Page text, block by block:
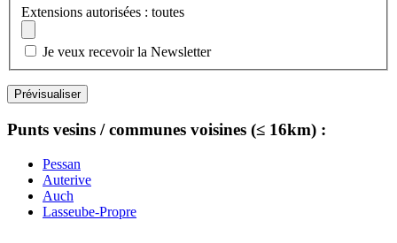
Extensions autorisées : toutes
Je veux recevoir la Newsletter
Punts vesins / communes voisines (≤ 16km) :
Pessan
Auterive
Auch
Lasseube-Propre